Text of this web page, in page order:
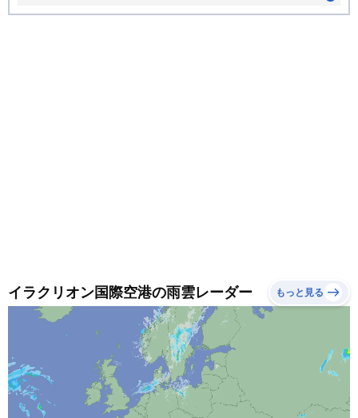
イラクリオン国際空港の雨雲レーダー もっと見る